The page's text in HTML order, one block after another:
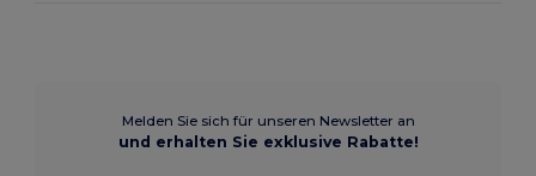
Melden Sie sich für unseren Newsletter an
und erhalten Sie exklusive Rabatte!